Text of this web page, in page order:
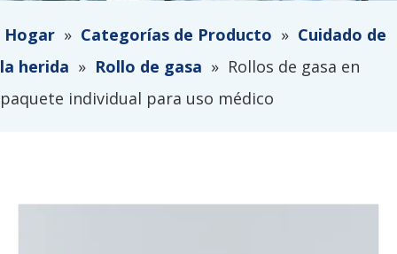
Hogar » Categorías de Producto » Cuidado de
la herida » Rollo de gasa » Rollos de gasa en
paquete individual para uso médico